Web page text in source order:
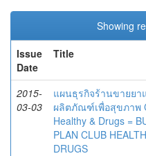
Showing
Issue
Date
Title
2015-
03-03
แผนธุรกิจร้านขายยา
ผลิตภัณฑ์เพื่อสุขภาพ
Healthy & Drugs =
PLAN CLUB
DRUGS